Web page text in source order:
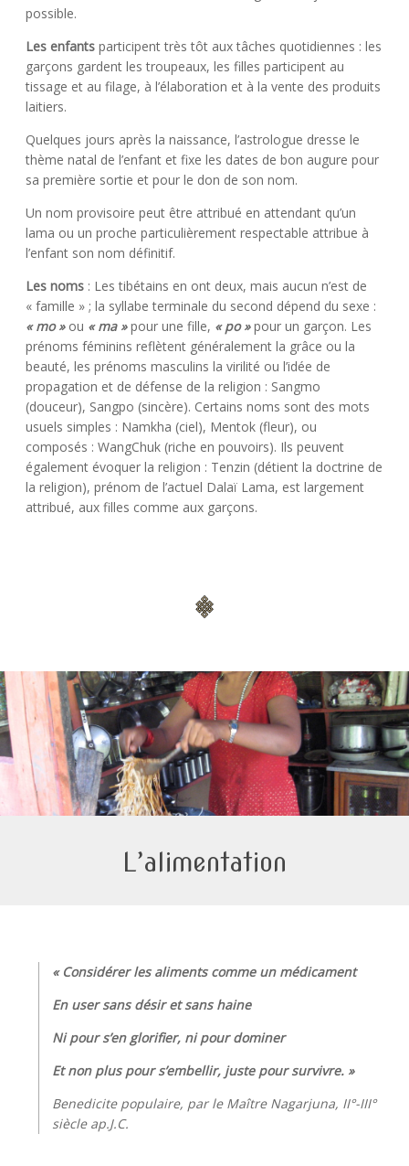
possible.
Les enfants participent très tôt aux tâches quotidiennes : les
garçons gardent les troupeaux, les filles participent au
tissage et au filage, à l’élaboration et à la vente des produits
laitiers.
Quelques jours après la naissance, l’astrologue dresse le
thème natal de l’enfant et fixe les dates de bon augure pour
sa première sortie et pour le don de son nom.
Un nom provisoire peut être attribué en attendant qu’un
lama ou un proche particulièrement respectable attribue à
l’enfant son nom définitif.
Les noms : Les tibétains en ont deux, mais aucun n’est de
« famille » ; la syllabe terminale du second dépend du sexe :
« mo »ou « ma »pour une fille, « po »pour un garçon. Les
prénoms féminins reflètent généralement la grâce ou la
beauté, les prénoms masculins la virilité ou l’idée de
propagation et de défense de la religion : Sangmo
(douceur), Sangpo (sincère). Certains noms sont des mots
usuels simples : Namkha (ciel), Mentok (fleur), ou
composés : WangChuk (riche en pouvoirs). Ils peuvent
également évoquer la religion : Tenzin (détient la doctrine de
la religion), prénom de l’actuel Dalaï Lama, est largement
attribué, aux filles comme aux garçons.
L’alimentation
« Considérer les aliments comme un médicament
En user sans désir et sans haine
Ni pour s’en glorifier, ni pour dominer
Et non plus pour s’embellir, juste pour survivre. »
Benedicite populaire, par le Maître Nagarjuna, II°-III°
siècle ap.J.C.